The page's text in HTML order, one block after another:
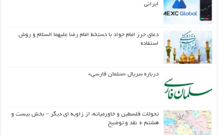
ایرانی
دعای حرز امام جواد با دستخط امام رضا علیهما السلام و روش
استفاده
درباره سریال «سلمان فارسی»
تحولات فلسطین و خاورمیانه، از زاویه ای دیگر – بخش بیست و
هشتم + نقد و توضیح